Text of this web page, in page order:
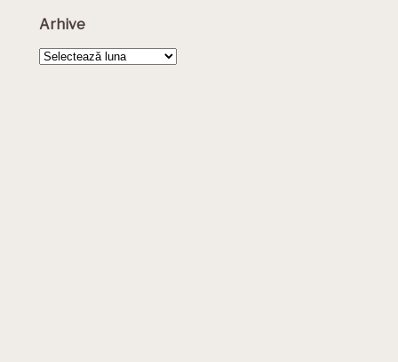
Arhive
Arhive